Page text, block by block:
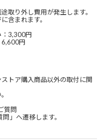
取り外し費用が発生します。
含まれます。
3,300円
円
トア購入商品以外の取付に関
質問
」へ遷移します。